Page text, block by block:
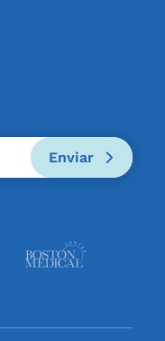
Enviar